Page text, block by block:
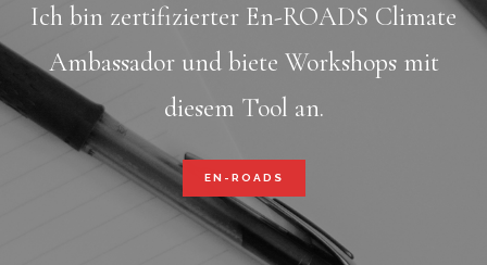
Ich bin zertifizierter En-ROADS Climate
Ambassador und biete Workshops mit
diesem Tool an.
EN-ROADS